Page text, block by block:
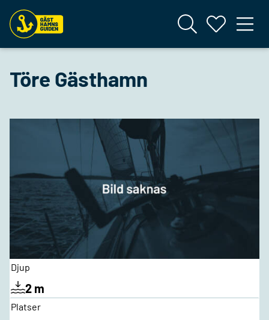
Töre Gästhamn
Djup
2 m
Platser